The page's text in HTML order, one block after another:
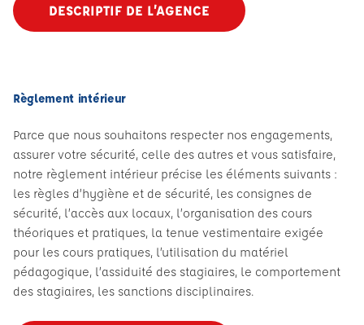
DESCRIPTIF DE L’AGENCE
Règlement intérieur
Parce que nous souhaitons respecter nos engagements,
assurer votre sécurité, celle des autres et vous satisfaire,
notre règlement intérieur précise les éléments suivants :
les règles d’hygiène et de sécurité, les consignes de
sécurité, l’accès aux locaux, l’organisation des cours
théoriques et pratiques, la tenue vestimentaire exigée
pour les cours pratiques, l’utilisation du matériel
pédagogique, l’assiduité des stagiaires, le comportement
des stagiaires, les sanctions disciplinaires.